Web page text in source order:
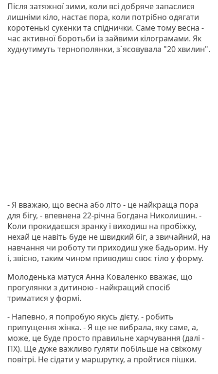
Після затяжної зими, коли всі добряче запаслися
лишніми кіло, настає пора, коли потрібно одягати
коротенькі сукенки та спіднички. Саме тому весна -
час активної боротьби із зайвими кілограмами. Як
худнутимуть тернополянки, з`ясовувала "20 хвилин".
- Я вважаю, що весна або літо - це найкраща пора
для бігу, - впевнена 22-річна Богдана Николишин. -
Коли прокидаєшся зранку і виходиш на пробіжку,
нехай це навіть буде не швидкий біг, а звичайний, на
навчання чи роботу ти приходиш уже бадьорим. Ну
і, звісно, таким чином приводиш своє тіло у форму.
Молоденька матуся Анна Коваленко вважає, що
прогулянки з дитиною - найкращий спосіб
триматися у формі.
- Напевно, я попробую якусь дієту, - робить
припущення жінка. - Я ще не вибрала, яку саме, а,
може, це буде просто правильне харчування (далі -
ПХ). Ще дуже важливо гуляти побільше на свіжому
повітрі. Не сідати у маршрутку, а пройтися пішки.